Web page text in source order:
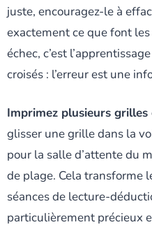
juste, encouragez-le à
exactement ce que font
échec, c’est
croisés : l’erreur est une
Imprimez plusieurs grilles
glisser une grille dans la
pour la salle d’attente du
de plage. Cela transforme
séances de lecture-
particulièrement précieux